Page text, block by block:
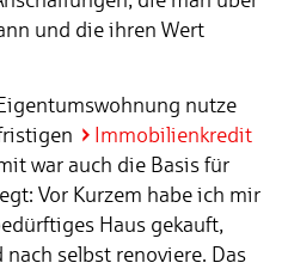
und die ihren Wert
nutze
Immobilienkredit
war auch die Basis für
Vor Kurzem habe ich mir
Haus gekauft,
selbst renoviere. Das